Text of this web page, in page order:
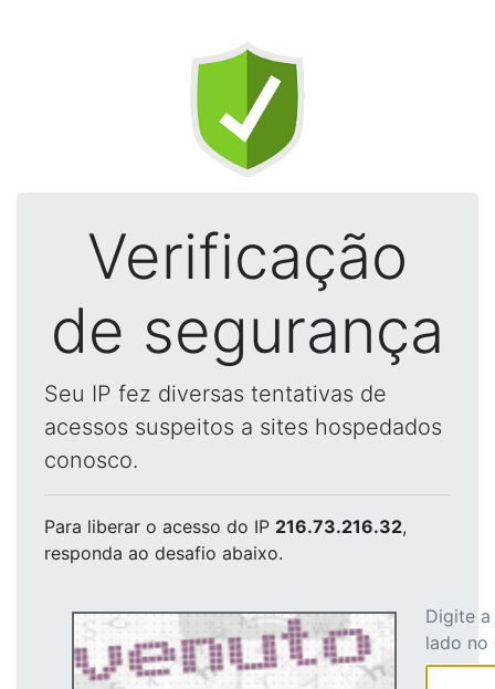
Verificação
de segurança
Seu IP fez diversas tentativas de
acessos suspeitos a sites hospedados
conosco.
Para liberar o acesso do IP 216.73.216.32,
responda ao desafio abaixo.
Digite
lado no